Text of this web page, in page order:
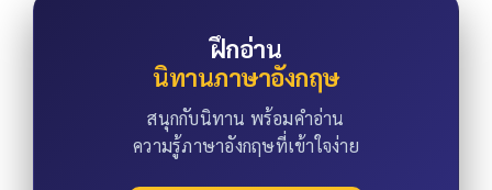
ฝึกอ่าน
นิทานภาษาอังกฤษ
สนุกกับนิทาน พร้อมคำอ่าน
ความรู้ภาษาอังกฤษที่เข้าใจง่าย